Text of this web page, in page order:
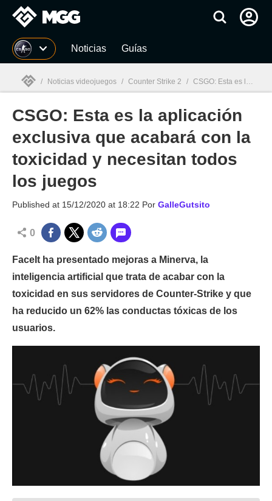
MGG Noticias Guías
MGG
/ Noticias videojuegos / Counter Strike 2 / CSGO: Esta es la aplicación exclusiva que acabará con la toxicidad y necesitan todos los juegos
CSGO: Esta es la aplicación
exclusiva que acabará con la
toxicidad y necesitan todos
los juegos
Published at 15/12/2020 at 18:22 Por GalleGutsito
0
FaceIt ha presentado mejoras a Minerva, la
inteligencia artificial que trata de acabar con la
toxicidad en sus servidores de Counter-Strike y que
ha reducido un 62% las conductas tóxicas de los
usuarios.